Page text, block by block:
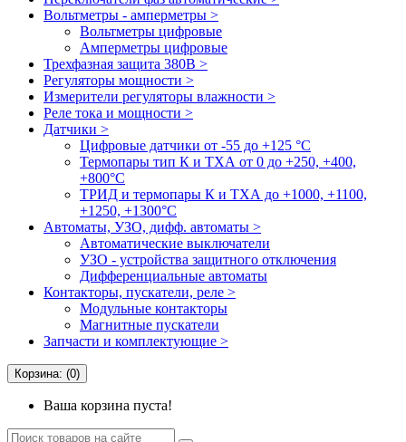
Вольтметры - амперметры >
Вольтметры цифровые
Амперметры цифровые
Трехфазная защита 380В >
Регуляторы мощности >
Измерители регуляторы влажности >
Реле тока и мощности >
Датчики >
Цифровые датчики от -55 до +125 °С
Термопары тип К и ТХА от 0 до +250, +400,
+800°C
ТРИД и термопары К и ТХА до +1000, +1100,
+1250, +1300°C
Автоматы, УЗО, дифф. автоматы >
Автоматические выключатели
УЗО - устройства защитного отключения
Дифференциальные автоматы
Контакторы, пускатели, реле >
Модульные контакторы
Магнитные пускатели
Запчасти и комплектующие >
Корзина: (0)
Ваша корзина пуста!